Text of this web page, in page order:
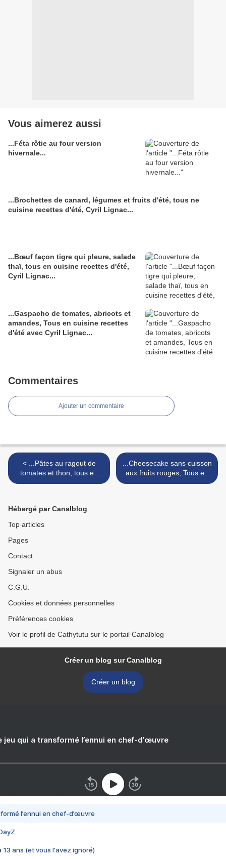
Vous aimerez aussi
...Féta rôtie au four version
hivernale...
...Brochettes de canard, légumes et fruits d'été, tous ne
cuisine recettes d'été, Cyril Lignac...
...Bœuf façon tigre qui pleure, salade
thaï, tous en cuisine recettes d'été,
Cyril Lignac...
...Gaspacho de tomates, abricots et
amandes, Tous en cuisine recettes
d'été avec Cyril Lignac...
Commentaires
Ajouter un commentaire
< ...Pâtes au ragout de
tomates et thon, tous en
cuisine recettes d'été de
...Cheesecake sans cuisson
aux fruits rouges, Tous en
cuisine recettes d'été avec
Hébergé par Canalblog
Top articles
Pages
Contact
Signaler un abus
C.G.U.
Cookies et données personnelles
Préférences cookies
Voir le profil de Cathytutu sur le portail Canalblog
Créer un blog sur Canalblog
Créer un blog
jeu qui a transformé l’ennui en chef-d’œuvre
l’ennui en chef-d’œuvre
13 ans (et vous l'avez ignoré)